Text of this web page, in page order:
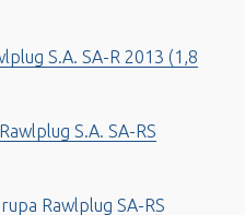
S.A. SA-R 2013 (1,8
S.A. SA-RS
Rawlplug SA-RS